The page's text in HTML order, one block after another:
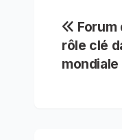
e
b
o
o
i
t
s
A
de
Forum
rôle clé
mondiale